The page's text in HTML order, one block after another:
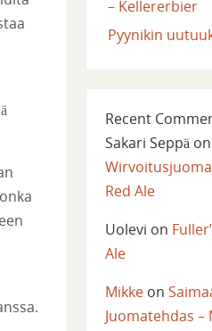
– Kellererbier
Pyynikin
Recent
Sakari Seppäon
Red Ale
Uolevi on
Ale
Mikkeon
Juomatehdas –